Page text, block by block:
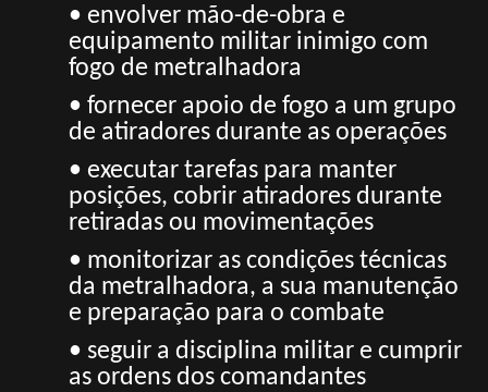
• envolver mão-de-obra e
equipamento militar inimigo com
fogo de metralhadora
• fornecer apoio de fogo a um grupo
de atiradores durante as operações
• executar tarefas para manter
posições, cobrir atiradores durante
retiradas ou movimentações
• monitorizar as condições técnicas
da metralhadora, a sua manutenção
e preparação para o combate
• seguir a disciplina militar e cumprir
as ordens dos comandantes